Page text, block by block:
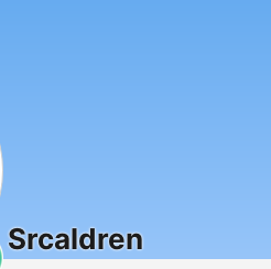
Srcaldren